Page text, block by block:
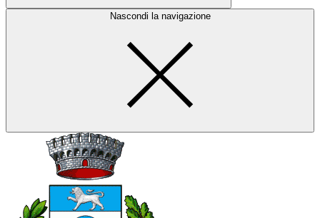
Nascondi la navigazione